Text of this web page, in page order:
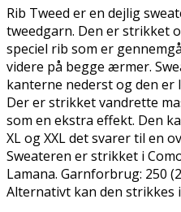
Rib Tweed er en dejlig
tweedgarn. Den er strikket
speciel rib som er
videre på begge ærmer.
kanterne nederst og den
Der er strikket vandrette
som en ekstra effekt. Den
XL og XXL det svarer til en
Sweateren er strikket i
Lamana. Garnforbrug: 250
Alternativt kan den strikkes